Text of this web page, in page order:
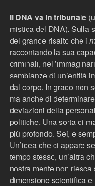
Il DNA va in tribunale
mistica del DNA). Sulla
del grande risalto che i
raccontando la sua
criminali,
sembianze di un’entità
dal corpo. In grado non
ma anche di
deviazioni della
politiche. Una sorta di
più profondo. Sei, e
Un’idea che ci appare
tempo stesso, un’altra
nostra mente non
dimensione scientifica